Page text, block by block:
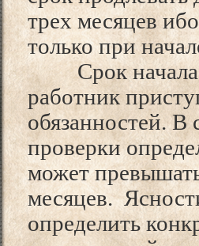
трех месяцев
только при
Срок начала
работник
обязанностей. В
проверки
может
месяцев.
определить